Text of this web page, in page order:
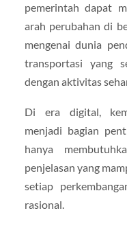
pemerintah dapat
arah perubahan di
mengenai dunia
transportasi yang
dengan aktivitas
Di era digital,
menjadi bagian
hanya
penjelasan yang
setiap
rasional.